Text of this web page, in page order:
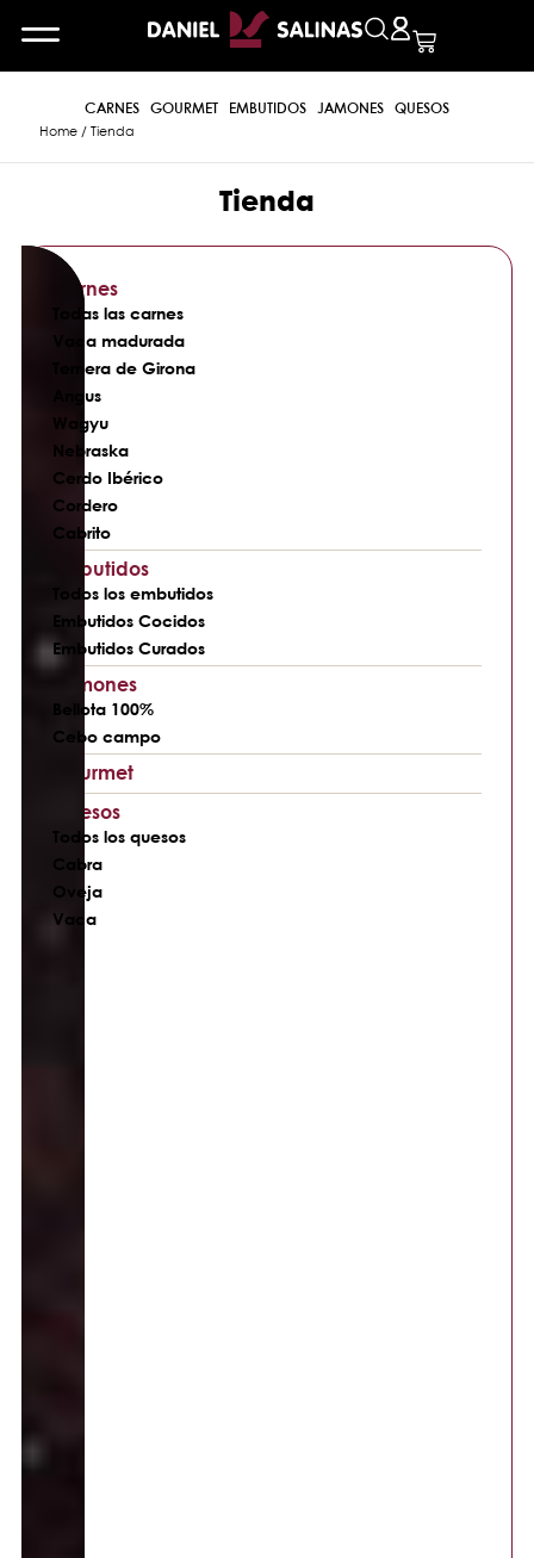
CARNES GOURMET EMBUTIDOS JAMONES QUESOS
Home/ Tienda
Tienda
Carnes
Todas las carnes
Vaca madurada
Ternera de Girona
Angus
Wagyu
Nebraska
Cerdo Ibérico
Cordero
Cabrito
Embutidos
Todos los embutidos
Embutidos Cocidos
Embutidos Curados
Jamones
Bellota 100%
Cebo campo
Gourmet
Quesos
Todos los quesos
Cabra
Oveja
Vaca